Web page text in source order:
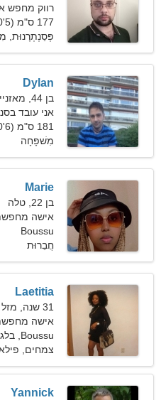
רווק מחפש
(191 פאונד)
פְּסַנְתְרָנוּת,
Dylan
בן 44, מאזניים
אני עובד
אישה
פאונד)
מִשׁפָּחָה
Marie
בן 22, טלה
אישה
Boussu
חֲבֵרוּת
Laetitia
31 שנה, מזל שור
אישה מחפשת
Boussu, בלגיה
צמחים,
Yannick